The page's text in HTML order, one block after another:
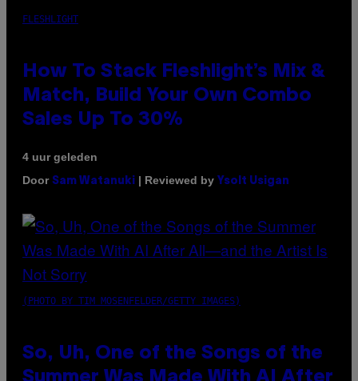
FLESHLIGHT
How To Stack Fleshlight’s Mix &
Match, Build Your Own Combo
Sales Up To 30%
4 uur geleden
Door Sam Watanuki | Reviewed by Ysolt Usigan
(PHOTO BY TIM MOSENFELDER/GETTY IMAGES)
So, Uh, One of the Songs of the